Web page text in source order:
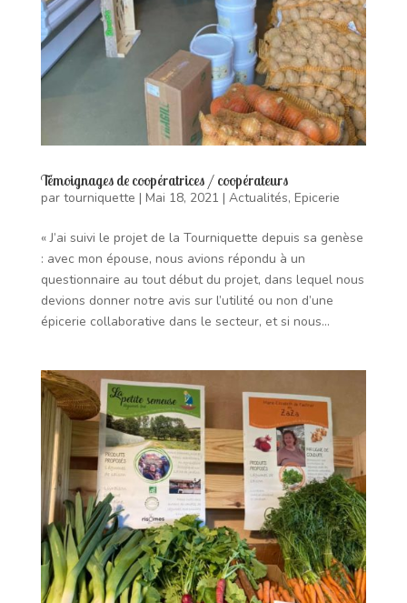
Témoignages de coopératrices / coopérateurs
par tourniquette | Mai 18, 2021 | Actualités, Epicerie
« J’ai suivi le projet de la Tourniquette depuis sa genèse
: avec mon épouse, nous avions répondu à un
questionnaire au tout début du projet, dans lequel nous
devions donner notre avis sur l’utilité ou non d’une
épicerie collaborative dans le secteur, et si nous...